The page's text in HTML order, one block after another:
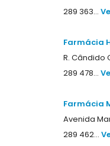
289 363...
Farmácia
R. Cândido
289 478...
Farmácia
Avenida
289 462...